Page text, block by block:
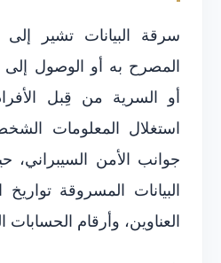
سرقة البيانات تشير
المصرح به أو الوصول
أو السرية من قِبل
استغلال المعلومات
جوانب الأمن
البيانات المسروقة تواريخ
العناوين، وأرقام الحسابات